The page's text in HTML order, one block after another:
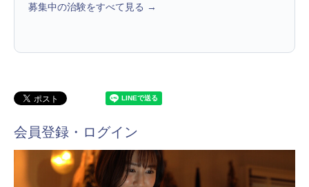
募集中の治験をすべて見る →
会員登録・ログイン